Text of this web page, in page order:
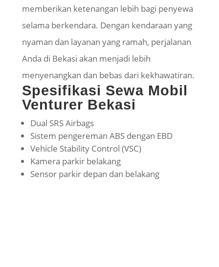
memberikan ketenangan lebih bagi penyewa
selama berkendara. Dengan kendaraan yang
nyaman dan layanan yang ramah, perjalanan
Anda di Bekasi akan menjadi lebih
menyenangkan dan bebas dari kekhawatiran.
Spesifikasi Sewa Mobil
Venturer Bekasi
Dual SRS Airbags
Sistem pengereman ABS dengan EBD
Vehicle Stability Control (VSC)
Kamera parkir belakang
Sensor parkir depan dan belakang